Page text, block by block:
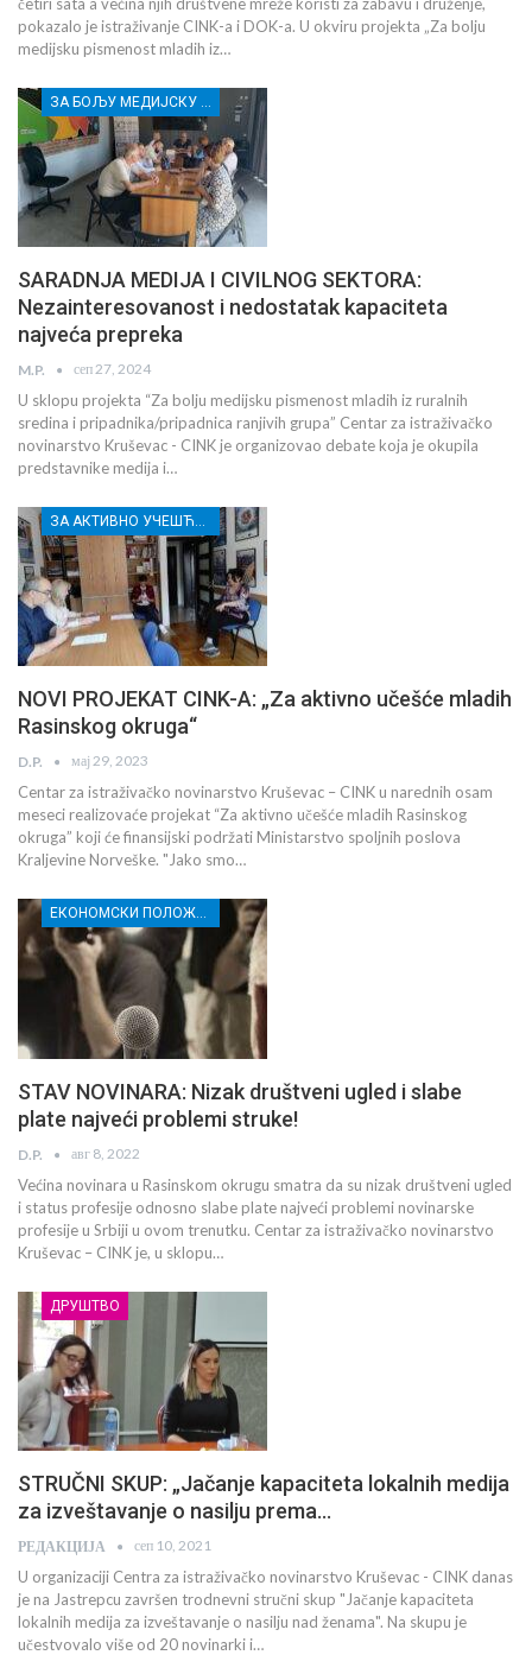
pokazalo je istraživanje CINK-a i DOK-a. U okviru projekta „Za bolju
medijsku pismenost mladih iz…
SARADNJA MEDIJA I CIVILNOG SEKTORA:
Nezainteresovanost i nedostatak kapaciteta
najveća prepreka
M.P. сеп 27, 2024
U sklopu projekta “Za bolju medijsku pismenost mladih iz ruralnih
sredina i pripadnika/pripadnica ranjivih grupa” Centar za istraživačko
novinarstvo Kruševac - CINK je organizovao debate koja je okupila
predstavnike medija i…
ЗА АКТИВНО УЧЕШЋЕ МЛАДИХ РАСИНСКОГ ОКРУГА
NOVI PROJEKAT CINK-A: „Za aktivno učešće mladih
Rasinskog okruga“
D.P. мај 29, 2023
Centar za istraživačko novinarstvo Kruševac – CINK u narednih osam
meseci realizovaće projekat “Za aktivno učešće mladih Rasinskog
okruga” koji će finansijski podržati Ministarstvo spoljnih poslova
Kraljevine Norveške. "Jako smo…
ЕКОНОМСКИ ПОЛОЖАЈ И СЛОБОДА МЕДИЈА У РАСИНСКОМ ОКРУГУ
STAV NOVINARA: Nizak društveni ugled i slabe
plate najveći problemi struke!
D.P. авг 8, 2022
Većina novinara u Rasinskom okrugu smatra da su nizak društveni ugled
i status profesije odnosno slabe plate najveći problemi novinarske
profesije u Srbiji u ovom trenutku. Centar za istraživačko novinarstvo
Kruševac – CINK je, u sklopu…
ДРУШТВО
STRUČNI SKUP: „Jačanje kapaciteta lokalnih medija
za izveštavanje o nasilju prema…
РЕДАКЦИЈА сеп 10, 2021
U organizaciji Centra za istraživačko novinarstvo Kruševac - CINK danas
je na Jastrepcu završen trodnevni stručni skup "Jačanje kapaciteta
lokalnih medija za izveštavanje o nasilju nad ženama". Na skupu je
učestvovalo više od 20 novinarki i…